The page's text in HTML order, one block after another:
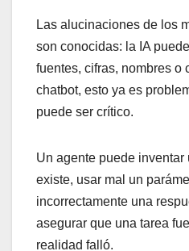
Las alucinaciones de los
son conocidas: la IA
fuentes, cifras, nombres o
chatbot, esto ya es
puede ser crítico.
Un agente puede
existe, usar mal un
incorrectamente una
asegurar que una tarea
realidad falló.